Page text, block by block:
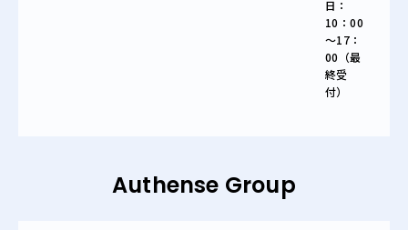
日：
10：00
～17：
00（最
終受
付）
Authense Group